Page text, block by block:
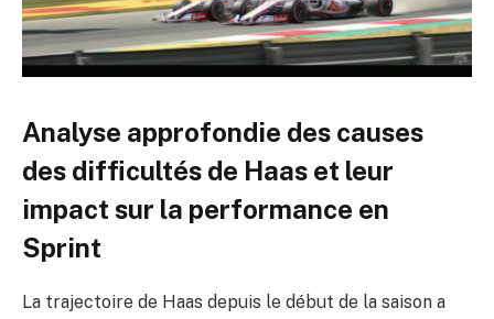
Analyse approfondie des causes
des difficultés de Haas et leur
impact sur la performance en
Sprint
La trajectoire de Haas depuis le début de la saison a